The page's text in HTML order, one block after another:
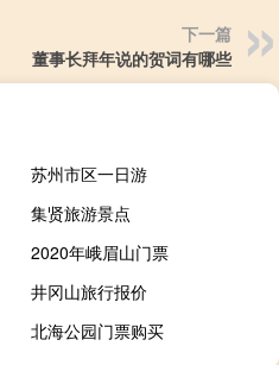
下一篇
董事长拜年说的贺词有哪些
苏州市区一日游
集贤旅游景点
2020年峨眉山门票
井冈山旅行报价
北海公园门票购买